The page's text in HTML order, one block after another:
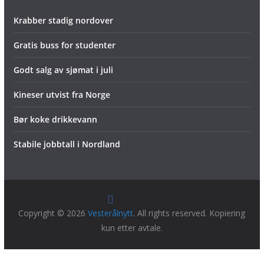
Krabber stadig nordover
Gratis buss for studenter
Godt salg av sjømat i juli
Kineser utvist fra Norge
Bør koke drikkevann
Stabile jobbtall i Nordland
Copyright © 2026Vesterålnytt. All rights reserved. Kopiering
kun etter avtale.